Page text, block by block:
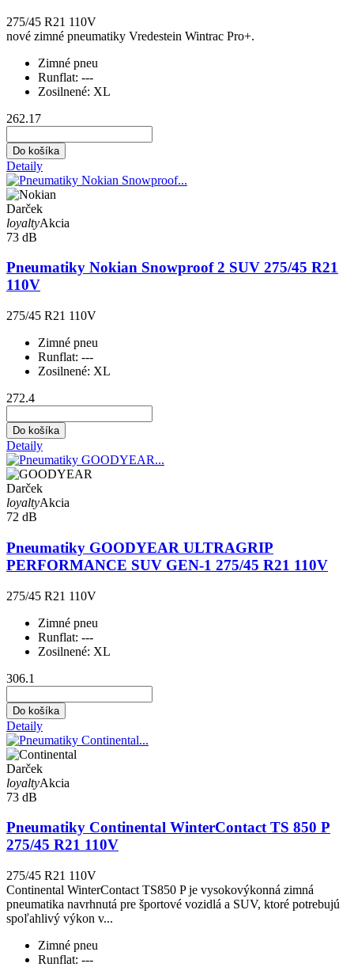
275/45 R21 110V
nové zimné pneumatiky Vredestein Wintrac Pro+.
Zimné pneu
Runflat: ---
Zosilnené: XL
262.17
Do košíka
Detaily
Darček
loyaltyAkcia
73 dB
Pneumatiky Nokian Snowproof 2 SUV 275/45 R21
110V
275/45 R21 110V
Zimné pneu
Runflat: ---
Zosilnené: XL
272.4
Do košíka
Detaily
Darček
loyaltyAkcia
72 dB
Pneumatiky GOODYEAR ULTRAGRIP
PERFORMANCE SUV GEN-1 275/45 R21 110V
275/45 R21 110V
Zimné pneu
Runflat: ---
Zosilnené: XL
306.1
Do košíka
Detaily
Darček
loyaltyAkcia
73 dB
Pneumatiky Continental WinterContact TS 850 P
275/45 R21 110V
275/45 R21 110V
Continental WinterContact TS850 P je vysokovýkonná zimná
pneumatika navrhnutá pre športové vozidlá a SUV, ktoré potrebujú
spoľahlivý výkon v...
Zimné pneu
Runflat: ---